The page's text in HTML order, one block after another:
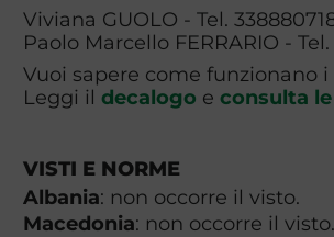
Viviana GUOLO - Tel.
Paolo Marcello FERRARIO -
Vuoi sapere come funzionano
Leggi il decalogo e consulta le
VISTI E NORME
Albania: non occorre il visto.
Macedonia: non occorre il visto.